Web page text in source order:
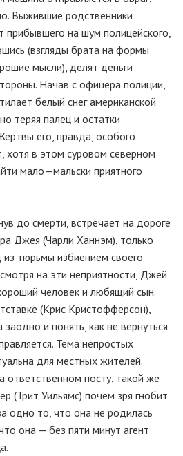
Выжившие родственники
прибывшего на шум полицейского,
(взгляды брата на формы
мысли), делят деньги
Начав с офицера полиции,
белый снег американской
теряя палец и остатки
его, правда, особого
хотя в этом суровом северном
мало—мальски приятного
до смерти, встречает на дороге
Джея (Чарли Ханнэм), только
тюрьмы избиением своего
на эти неприятности, Джей
человек и любящий сын.
(Крис Кристофферсон),
и понять, как не вернуться
Тема непростых
для местных жителей.
посту, такой же
(Трит Уильямс) почём зря гнобит
одно то, что она не родилась
она — без пяти минут агент